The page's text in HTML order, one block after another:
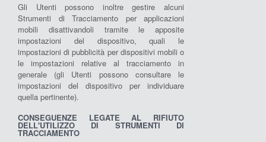
Gli Utenti possono inoltre gestire alcuni
Strumenti di Tracciamento per applicazioni
mobili disattivandoli tramite le apposite
impostazioni del dispositivo, quali le
impostazioni di pubblicità per dispositivi mobili o
le impostazioni relative al tracciamento in
generale (gli Utenti possono consultare le
impostazioni del dispositivo per individuare
quella pertinente).
CONSEGUENZE LEGATE AL RIFIUTO
DELL'UTILIZZO DI STRUMENTI DI
TRACCIAMENTO